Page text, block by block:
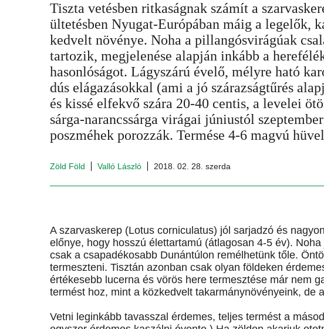
Tiszta vetésben ritkaságnak számít a
ültetésben Nyugat-Európában máig a legelők,
kedvelt növénye. Noha a pillangósvirágúak
tartozik, megjelenése alapján inkább a
hasonlóságot. Lágyszárú évelő, mélyre ható
dús elágazásokkal (ami a jó szárazságtűrés
és kissé elfekvő szára 20-40 centis, a levelei
sárga-narancssárga virágai júniustól
poszméhek porozzák. Termése 4-6 magvú
Zöld Föld Valló László 2018. 02. 28. szerda
A szarvaskerep (Lotus corniculatus) jól sarjadzó és
előnye, hogy hosszú élettartamú (átlagosan 4-5 év).
csak a csapadékosabb Dunántúlon remélhetünk tőle.
termeszteni. Tisztán azonban csak olyan földeken
értékesebb lucerna és vörös here termesztése már nem
termést hoz, mint a közkedvelt takarmánynövényeink, de
Vetni leginkább tavasszal érdemes, teljes termést a